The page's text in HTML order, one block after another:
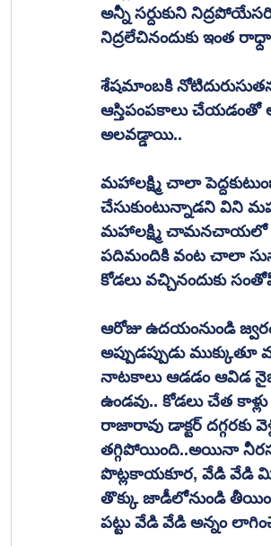
అన్నీ సర్దుకుని
నిద్రలేచినందుకు ఇంత
శేషమాంబకి
ఆస్తిపంపకాలు చేయడంతో
అలవడ్డాయి..
మహాలక్ష్మి చాలా
చేసుకుంటున్నాడని విని
మహాలక్ష్మి చామనచాయలో
పదిమందికి వంట చాలా
కోడలు వచ్చినందుకు
ఆరోజు ఉదయంనుండి
అప్పుడప్పుడు ముక్కుతూ
నాటకాలు ఆడడం ఆవిడ
ఉండవు.. కోడలు చేత
రాజారావు డాక్టర్ దగ్గరకు
తగ్గిపోయింది..అయినా
పొట్లకాయకూర, వేడి వేడి
తొక్కు జాడీలోనుండి
పట్టు వేడి వేడి అన్నం